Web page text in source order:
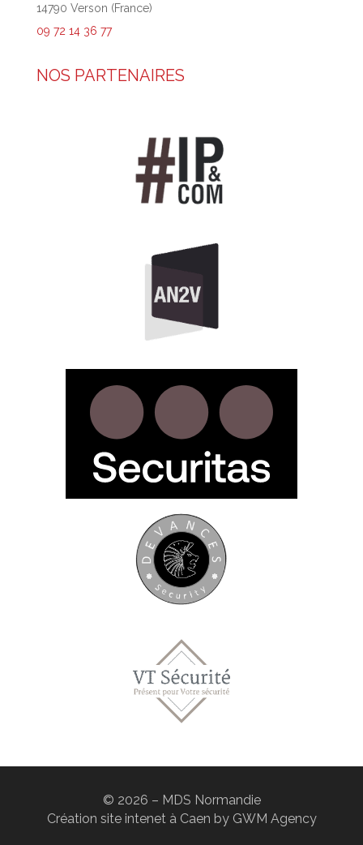
14790 Verson (France)
09 72 14 36 77
NOS PARTENAIRES
© 2026 – MDS Normandie
Création site intenet à Caen by GWM Agency